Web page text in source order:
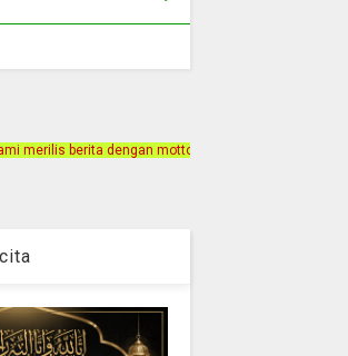
Akurat, Independen, Terpercaya. Alamat